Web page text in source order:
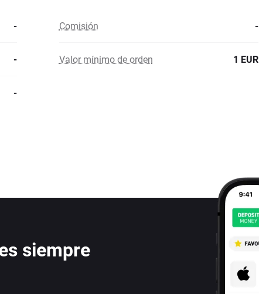
- Comisión -
- Valor mínimo de orden 1 EUR
-
siempre